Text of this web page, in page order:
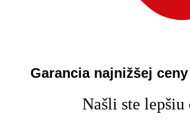
Garancia najnižšej ceny
Našli ste lepšiu